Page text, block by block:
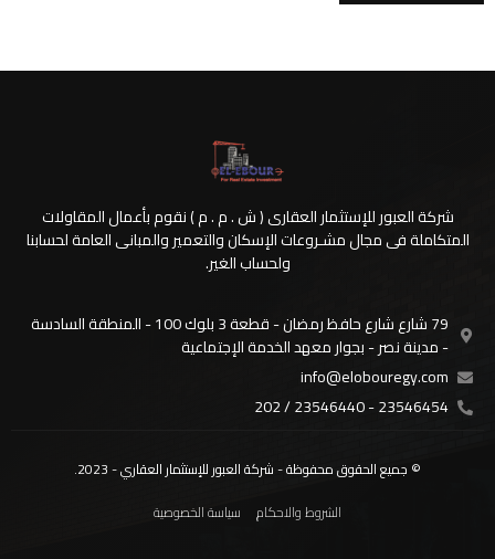
شركة العبور للإستثمار العقارى ( ش . م . م ) نقوم بأعمال المقاولات
المتكاملة فى مجال مشـروعات الإسكان والتعمير والمبانى العامة لحسابنا
ولحساب الغير.
79 شارع شارع حافظ رمضان - قطعة 3 بلوك 100 - المنطقة السادسة
- مدينة نصر - بجوار معهد الخدمة الإجتماعية
info@elobouregy.com
23546454 - 23546440 / 202
© جميع الحقوق محفوظة - شركة العبور للإستثمار العقاري - 2023.
الشروط والاحكام
سياسة الخصوصية